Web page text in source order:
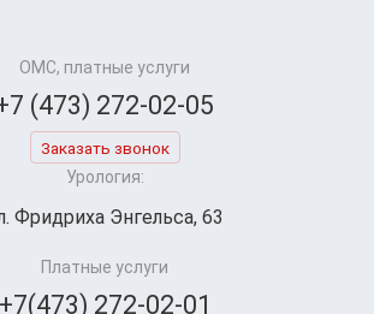
ОМС, платные услуги
(473) 272-02-05
Заказать звонок
Урология:
Фридриха Энгельса, 63
Платные услуги
+7(473) 272-02-01